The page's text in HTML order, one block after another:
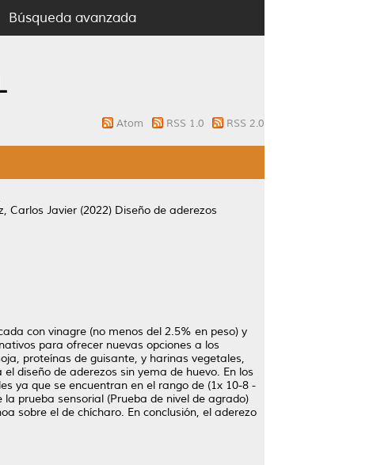
Búsqueda avanzada
Atom RSS 1.0 RSS 2.0
Carlos Javier (2022) Diseño de aderezos
con vinagre (no menos del 2.5% en peso) y
para ofrecer nuevas opciones a los
proteínas de guisante, y harinas vegetales,
diseño de aderezos sin yema de huevo. En los
ya que se encuentran en el rango de (1x 10-8 -
prueba sensorial (Prueba de nivel de agrado)
sobre el de chícharo. En conclusión, el aderezo